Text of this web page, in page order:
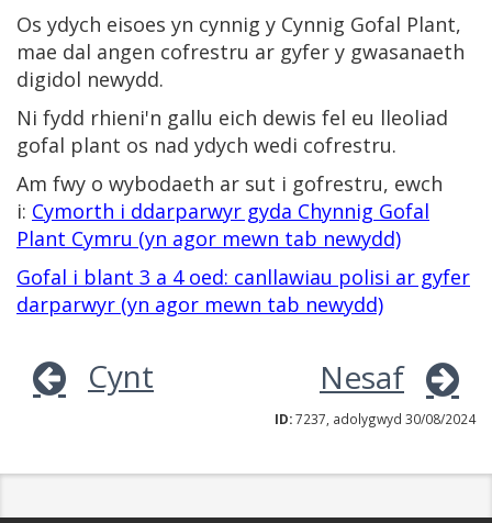
Os ydych eisoes yn cynnig y Cynnig Gofal Plant,
mae dal angen cofrestru ar gyfer y gwasanaeth
digidol newydd.
Ni fydd rhieni'n gallu eich dewis fel eu lleoliad
gofal plant os nad ydych wedi cofrestru.
Am fwy o wybodaeth ar sut i gofrestru, ewch
i: Cymorth i ddarparwyr gyda Chynnig Gofal
Plant Cymru (yn agor mewn tab newydd)
Gofal i blant 3 a 4 oed: canllawiau polisi ar gyfer
darparwyr (yn agor mewn tab newydd)
Cynt Nesaf
ID:7237, adolygwyd 30/08/2024